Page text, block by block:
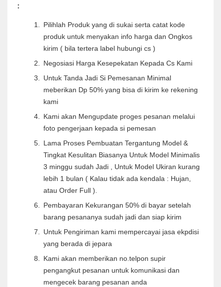
:
Pilihlah Produk yang di sukai serta catat kode
produk untuk menyakan info harga dan Ongkos
kirim ( bila tertera label hubungi cs )
Negosiasi Harga Kesepekatan Kepada Cs Kami
Untuk Tanda Jadi Si Pemesanan Minimal
meberikan Dp 50% yang bisa di kirim ke rekening
kami
Kami akan Mengupdate proges pesanan melalui
foto pengerjaan kepada si pemesan
Lama Proses Pembuatan Tergantung Model &
Tingkat Kesulitan Biasanya Untuk Model Minimalis
3 minggu sudah Jadi , Untuk Model Ukiran kurang
lebih 1 bulan ( Kalau tidak ada kendala : Hujan,
atau Order Full ).
Pembayaran Kekurangan 50% di bayar setelah
barang pesananya sudah jadi dan siap kirim
Untuk Pengiriman kami mempercayai jasa ekpdisi
yang berada di jepara
Kami akan memberikan no.telpon supir
pengangkut pesanan untuk komunikasi dan
mengecek barang pesanan anda